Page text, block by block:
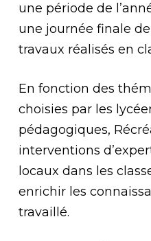
une période de
une journée finale
travaux réalisés en
En fonction des
choisies par les
pédagogiques,
interventions
locaux dans les
enrichir les
travaillé.